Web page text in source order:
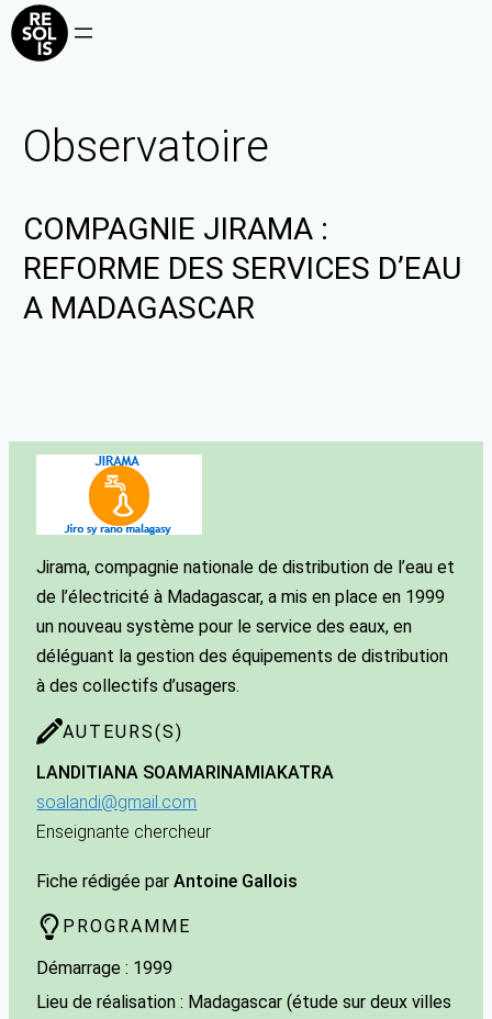
Observatoire
COMPAGNIE JIRAMA :
REFORME DES SERVICES D’EAU
A MADAGASCAR
Jirama, compagnie nationale de distribution de l’eau et
de l’électricité à Madagascar, a mis en place en 1999
un nouveau système pour le service des eaux, en
déléguant la gestion des équipements de distribution
à des collectifs d’usagers.
AUTEURS(S)
LANDITIANA SOAMARINAMIAKATRA
soalandi@gmail.com
Enseignante chercheur
Fiche rédigée par Antoine Gallois
PROGRAMME
Démarrage : 1999
Lieu de réalisation : Madagascar (étude sur deux villes